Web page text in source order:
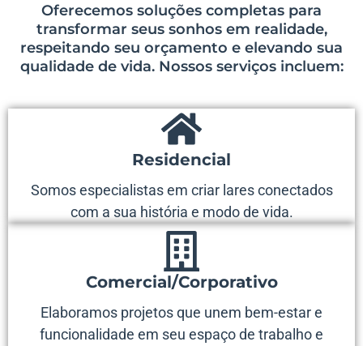
Oferecemos soluções completas para
transformar seus sonhos em realidade,
respeitando seu orçamento e elevando sua
qualidade de vida. Nossos serviços incluem:
Residencial
Somos especialistas em criar lares conectados
com a sua história e modo de vida.
Comercial/Corporativo
Elaboramos projetos que unem bem-estar e
funcionalidade em seu espaço de trabalho e